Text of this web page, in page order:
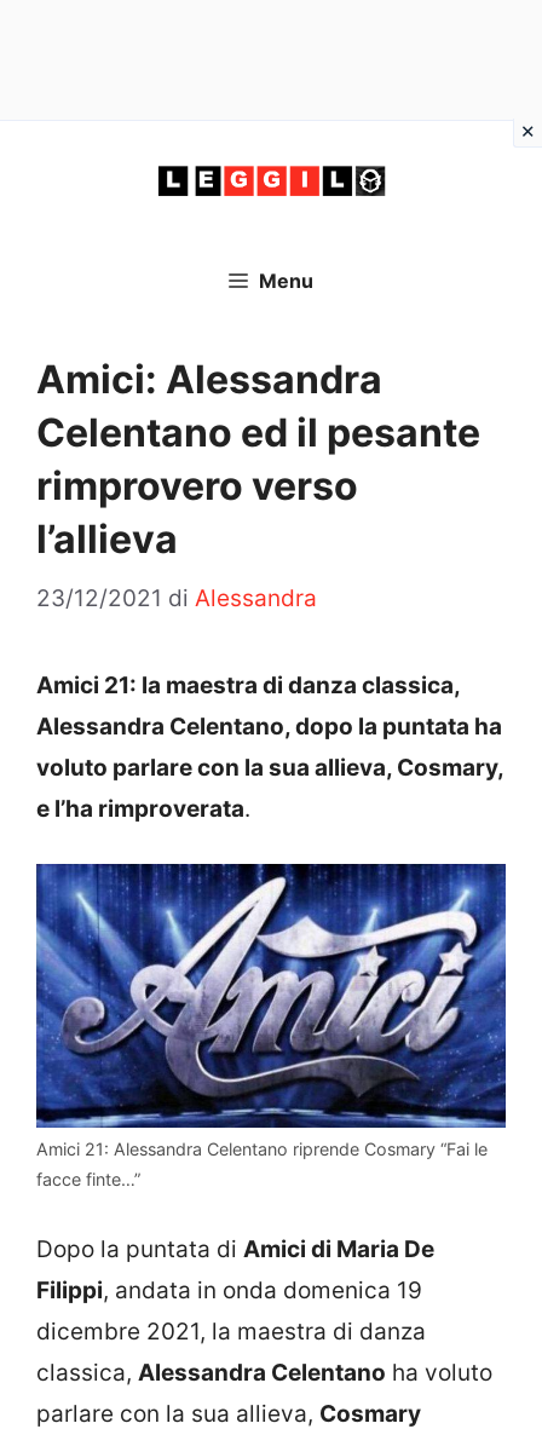
Menu
Amici: Alessandra
Celentano ed il pesante
rimprovero verso
l’allieva
23/12/2021 di Alessandra
Amici 21: la maestra di danza classica,
Alessandra Celentano, dopo la puntata ha
voluto parlare con la sua allieva, Cosmary,
e l’ha rimproverata.
Amici 21: Alessandra Celentano riprende Cosmary “Fai le
facce finte…”
Dopo la puntata di Amici di Maria De
Filippi, andata in onda domenica 19
dicembre 2021, la maestra di danza
classica, Alessandra Celentano ha voluto
parlare con la sua allieva, Cosmary